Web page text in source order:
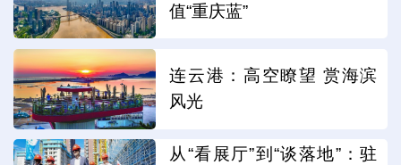
值“重庆蓝”
连云港：高空瞭望 赏海滨
风光
从“看展厅”到“谈落地”：驻